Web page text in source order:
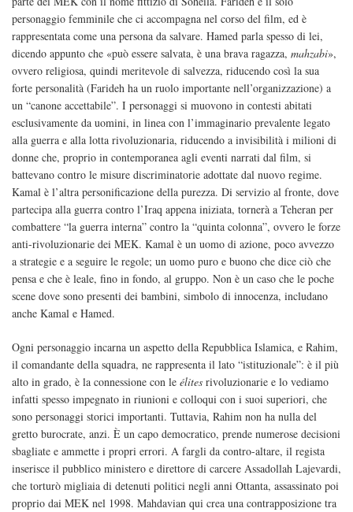
personaggio femminile che ci accompagna nel corso del film, ed è
rappresentata come una persona da salvare. Hamed parla spesso di lei,
dicendo appunto che «può essere salvata, è una brava ragazza, mahzabi»,
ovvero religiosa, quindi meritevole di salvezza, riducendo così la sua
forte personalità (Farideh ha un ruolo importante nell’organizzazione) a
un “canone accettabile”. I personaggi si muovono in contesti abitati
esclusivamente da uomini, in linea con l’immaginario prevalente legato
alla guerra e alla lotta rivoluzionaria, riducendo a invisibilità i milioni di
donne che, proprio in contemporanea agli eventi narrati dal film, si
battevano contro le misure discriminatorie adottate dal nuovo regime.
Kamal è l’altra personificazione della purezza. Di servizio al fronte, dove
partecipa alla guerra contro l’Iraq appena iniziata, tornerà a Teheran per
combattere “la guerra interna” contro la “quinta colonna”, ovvero le forze
anti-rivoluzionarie dei MEK. Kamal è un uomo di azione, poco avvezzo
a strategie e a seguire le regole; un uomo puro e buono che dice ciò che
pensa e che è leale, fino in fondo, al gruppo. Non è un caso che le poche
scene dove sono presenti dei bambini, simbolo di innocenza, includano
anche Kamal e Hamed.
Ogni personaggio incarna un aspetto della Repubblica Islamica, e Rahim,
il comandante della squadra, ne rappresenta il lato “istituzionale”: è il più
alto in grado, è la connessione con le élites rivoluzionarie e lo vediamo
infatti spesso impegnato in riunioni e colloqui con i suoi superiori, che
sono personaggi storici importanti. Tuttavia, Rahim non ha nulla del
gretto burocrate, anzi. È un capo democratico, prende numerose decisioni
sbagliate e ammette i propri errori. A fargli da contro-altare, il regista
inserisce il pubblico ministero e direttore di carcere Assadollah Lajevardi,
che torturò migliaia di detenuti politici negli anni Ottanta, assassinato poi
proprio dai MEK nel 1998. Mahdavian qui crea una contrapposizione tra